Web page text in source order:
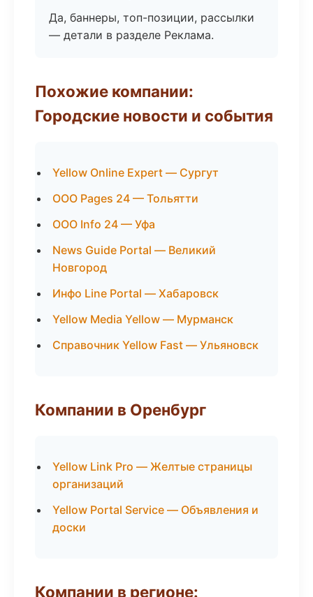
Да, баннеры, топ-позиции, рассылки
— детали в разделе Реклама.
Похожие компании:
Городские новости и события
Yellow Online Expert — Сургут
ООО Pages 24 — Тольятти
ООО Info 24 — Уфа
News Guide Portal — Великий
Новгород
Инфо Line Portal — Хабаровск
Yellow Media Yellow — Мурманск
Справочник Yellow Fast — Ульяновск
Компании в Оренбург
Yellow Link Pro — Желтые страницы
организаций
Yellow Portal Service — Объявления и
доски
Компании в регионе: